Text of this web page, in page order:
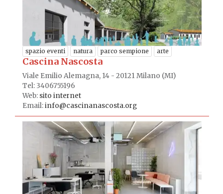
spazio eventi natura parco sempione arte
Cascina Nascosta
Viale Emilio Alemagna, 14 - 20121 Milano (MI)
Tel: 3406755196
Web: sito internet
Email:info@cascinanascosta.org